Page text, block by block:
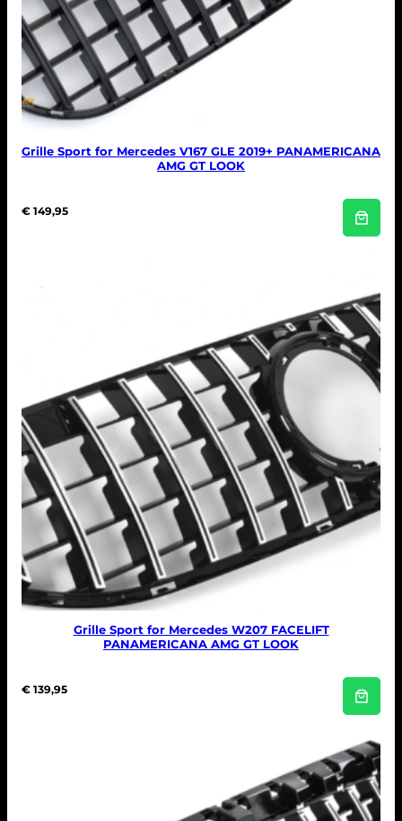
Grille Sport for Mercedes V167 GLE 2019+ PANAMERICANA
AMG GT LOOK
€ 149,95
Grille Sport for Mercedes W207 FACELIFT
PANAMERICANA AMG GT LOOK
€ 139,95